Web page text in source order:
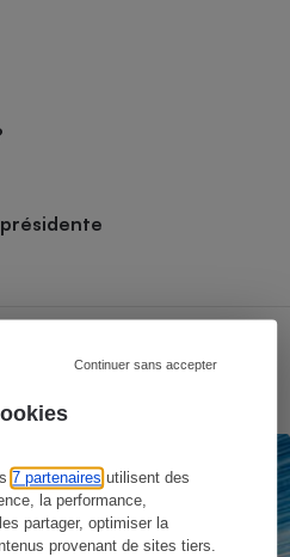
7 partenaires utilisent des
la performance,
partager, optimiser la
provenant de sites tiers.
Continuer sans accepter